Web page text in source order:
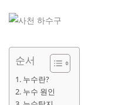
순서
누수란?
누수 원인